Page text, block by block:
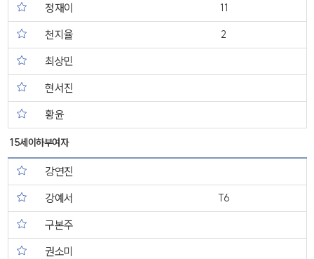
정재이
11
천지율 2
최상민
현서진
황윤
15세이하부여자
강연진
강예서
T6
구본주
권소미